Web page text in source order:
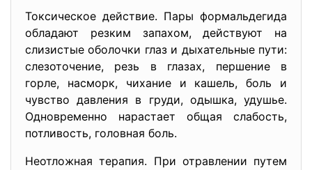
Токсическое действие. Пары формальдегида
обладают резким запахом, действуют на
слизистые оболочки глаз и дыхательные пути:
слезоточение, резь в глазах, першение в
горле, насморк, чихание и кашель, боль и
чувство давления в груди, одышка, удушье.
Одновременно нарастает общая слабость,
потливость, головная боль.
Неотложная терапия. При отравлении путем